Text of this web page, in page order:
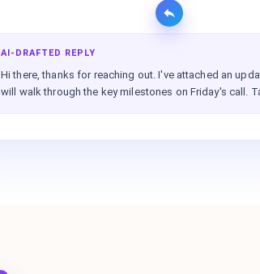
AI-DRAFTED REPLY
Hi there, thanks for reaching out. I've attached an
will walk through the key milestones on Friday's call.